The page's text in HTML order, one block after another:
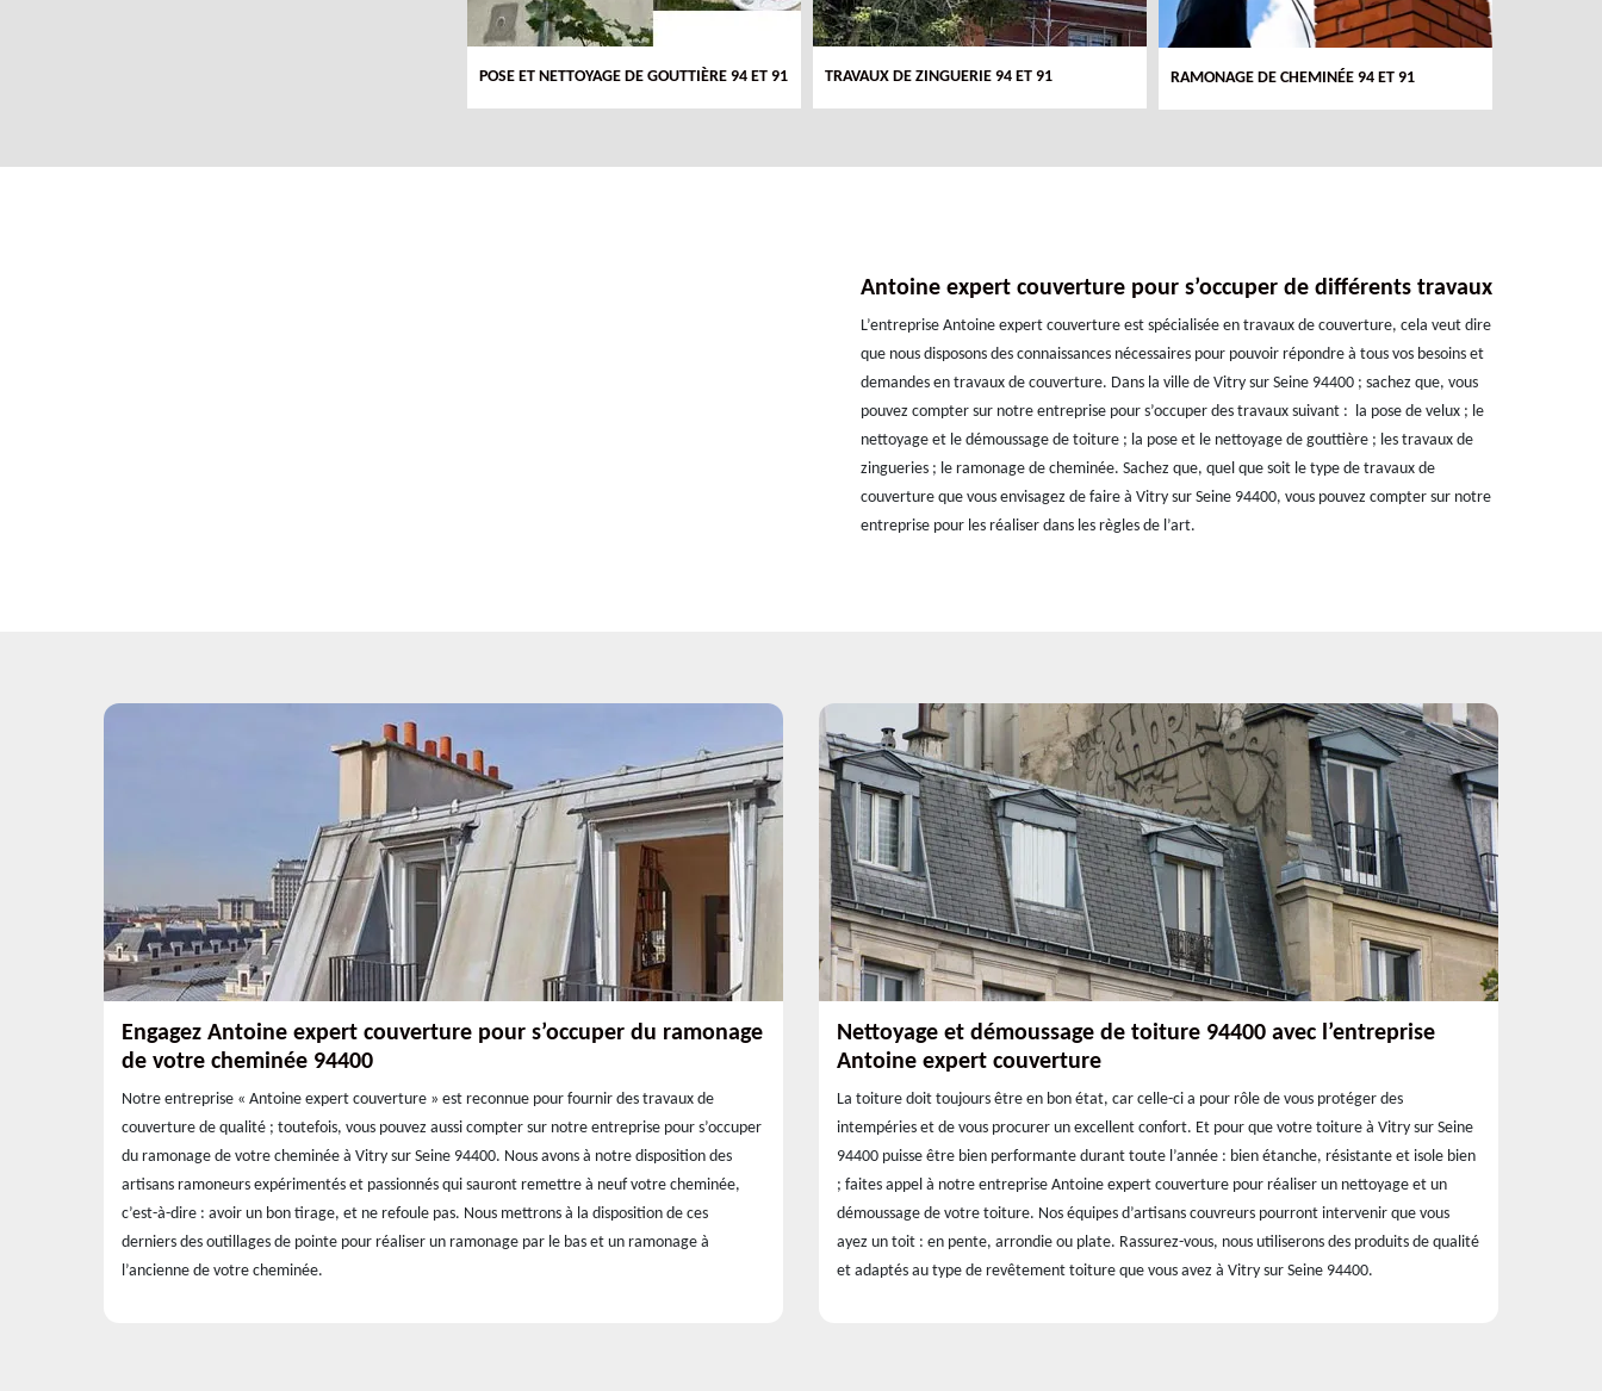
POSE ET NETTOYAGE DE GOUTTIÈRE 94 ET 91 TRAVAUX DE ZINGUERIE 94 ET 91 RAMONAGE DE CHEMINÉE 94 ET 91
Antoine expert couverture pour s’occuper de différents travaux
L’entreprise Antoine expert couverture est spécialisée en travaux de couverture, cela veut dire
que nous disposons des connaissances nécessaires pour pouvoir répondre à tous vos besoins et
demandes en travaux de couverture. Dans la ville de Vitry sur Seine 94400 ; sachez que, vous
pouvez compter sur notre entreprise pour s’occuper des travaux suivant : la pose de velux ; le
nettoyage et le démoussage de toiture ; la pose et le nettoyage de gouttière ; les travaux de
zingueries ; le ramonage de cheminée. Sachez que, quel que soit le type de travaux de
couverture que vous envisagez de faire à Vitry sur Seine 94400, vous pouvez compter sur notre
entreprise pour les réaliser dans les règles de l’art.
Engagez Antoine expert couverture pour s’occuper du ramonage
de votre cheminée 94400
Notre entreprise « Antoine expert couverture » est reconnue pour fournir des travaux de
couverture de qualité ; toutefois, vous pouvez aussi compter sur notre entreprise pour s’occuper
du ramonage de votre cheminée à Vitry sur Seine 94400. Nous avons à notre disposition des
artisans ramoneurs expérimentés et passionnés qui sauront remettre à neuf votre cheminée,
c’est-à-dire : avoir un bon tirage, et ne refoule pas. Nous mettrons à la disposition de ces
derniers des outillages de pointe pour réaliser un ramonage par le bas et un ramonage à
l’ancienne de votre cheminée.
Nettoyage et démoussage de toiture 94400 avec l’entreprise
Antoine expert couverture
La toiture doit toujours être en bon état, car celle-ci a pour rôle de vous protéger des
intempéries et de vous procurer un excellent confort. Et pour que votre toiture à Vitry sur Seine
94400 puisse être bien performante durant toute l’année : bien étanche, résistante et isole bien
; faites appel à notre entreprise Antoine expert couverture pour réaliser un nettoyage et un
démoussage de votre toiture. Nos équipes d’artisans couvreurs pourront intervenir que vous
ayez un toit : en pente, arrondie ou plate. Rassurez-vous, nous utiliserons des produits de qualité
et adaptés au type de revêtement toiture que vous avez à Vitry sur Seine 94400.